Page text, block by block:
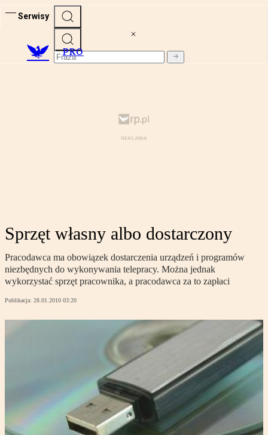
Serwisy
PRO
Sprzęt własny albo dostarczony
Pracodawca ma obowiązek dostarczenia urządzeń i programów
niezbędnych do wykonywania telepracy. Można jednak
wykorzystać sprzęt pracownika, a pracodawca za to zapłaci
Publikacja: 28.01.2010 03:20